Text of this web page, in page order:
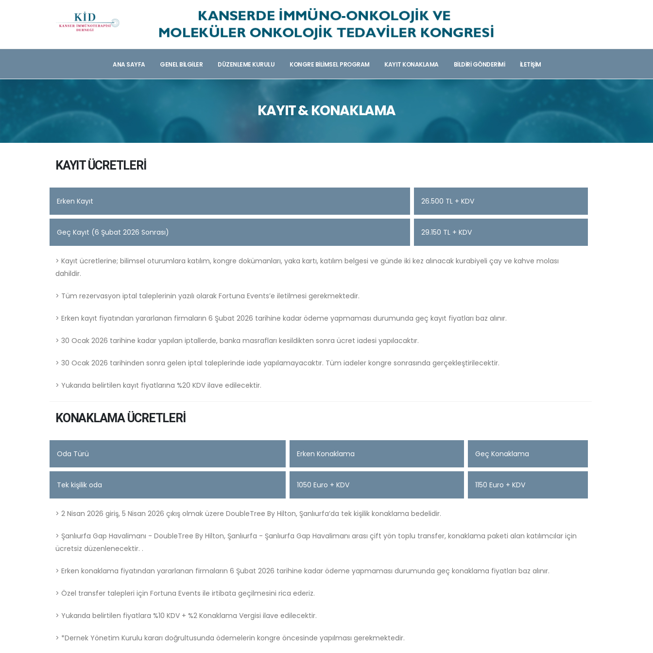
ANA SAYFA GENEL BILGILER DÜZENLEME KURULU KONGRE BILIMSEL PROGRAM KAYIT KONAKLAMA BILDIRI GÖNDERIMI İLETIŞIM
KAYIT & KONAKLAMA
KAYIT ÜCRETLERI
Erken Kayıt 26.500 TL + KDV
Geç Kayıt (6 Şubat 2026 Sonrası) 29.150 TL + KDV
> Kayıt ücretlerine; bilimsel oturumlara katılım, kongre dokümanları, yaka kartı, katılım belgesi ve günde iki kez alınacak kurabiyeli çay ve kahve molası
dahildir.
> Tüm rezervasyon iptal taleplerinin yazılı olarak Fortuna Events’e iletilmesi gerekmektedir.
> Erken kayıt fiyatından yararlanan firmaların 6 Şubat 2026 tarihine kadar ödeme yapmaması durumunda geç kayıt fiyatları baz alınır.
> 30 Ocak 2026 tarihine kadar yapılan iptallerde, banka masrafları kesildikten sonra ücret iadesi yapılacaktır.
> 30 Ocak 2026 tarihinden sonra gelen iptal taleplerinde iade yapılamayacaktır. Tüm iadeler kongre sonrasında gerçekleştirilecektir.
> Yukarıda belirtilen kayıt fiyatlarına %20 KDV ilave edilecektir.
KONAKLAMA ÜCRETLERI
Oda Türü Erken Konaklama Geç Konaklama
Tek kişilik oda 1050 Euro + KDV 1150 Euro + KDV
> 2 Nisan 2026 giriş, 5 Nisan 2026 çıkış olmak üzere DoubleTree By Hilton, Şanlıurfa’da tek kişilik konaklama bedelidir.
> Şanlıurfa Gap Havalimanı - DoubleTree By Hilton, Şanlıurfa - Şanlıurfa Gap Havalimanı arası çift yön toplu transfer, konaklama paketi alan katılımcılar için
ücretsiz düzenlenecektir. .
> Erken konaklama fiyatından yararlanan firmaların 6 Şubat 2026 tarihine kadar ödeme yapmaması durumunda geç konaklama fiyatları baz alınır.
> Özel transfer talepleri için Fortuna Events ile irtibata geçilmesini rica ederiz.
> Yukarıda belirtilen fiyatlara %10 KDV + %2 Konaklama Vergisi ilave edilecektir.
> *Dernek Yönetim Kurulu kararı doğrultusunda ödemelerin kongre öncesinde yapılması gerekmektedir.